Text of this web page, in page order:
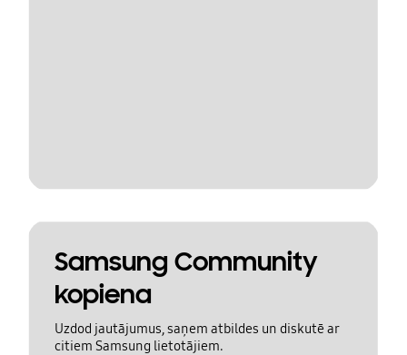
Samsung Community
kopiena
Uzdod jautājumus, saņem atbildes un diskutē ar
citiem Samsung lietotājiem.